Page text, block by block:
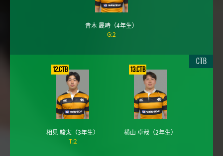
青木 晟時 （4年生）
G:2
12.CTB
相見 駿太 （3年生）
T:2
13.CTB
横山 卓哉（2年生）
CTB